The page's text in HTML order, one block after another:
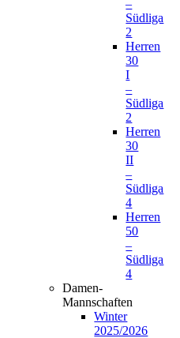
–
Südliga
2
Herren
30
I
–
Südliga
2
Herren
30
II
–
Südliga
4
Herren
50
–
Südliga
4
Damen-
Mannschaften
Winter
2025/2026